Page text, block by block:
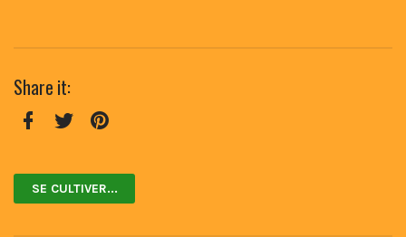
Share it:
SE CULTIVER...